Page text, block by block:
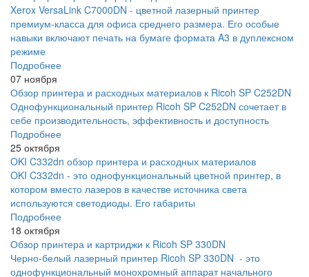
Xerox VersaLink C7000DN - цветной лазерный принтер
премиум-класса для офиса среднего размера. Его особые
навыки включают печать на бумаге формата A3 в дуплексном
режиме
Подробнее
07 ноября
Обзор принтера и расходных материалов к Ricoh SP C252DN
Однофункциональный принтер Ricoh SP C252DN сочетает в
себе производительность, эффективность и доступность
Подробнее
25 октября
OKI C332dn обзор принтера и расходных материалов
OKI C332dn - это однофункциональный цветной принтер, в
котором вместо лазеров в качестве источника света
используются светодиоды. Его габариты
Подробнее
18 октября
Обзор принтера и картриджи к Ricoh SP 330DN
Черно-белый лазерный принтер Ricoh SP 330DN - это
однофункциональный монохромный аппарат начального